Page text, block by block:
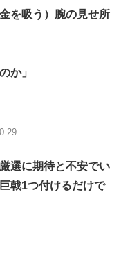
を吸う）腕の見せ所
か」
選に期待と不安でい
戟1つ付けるだけで